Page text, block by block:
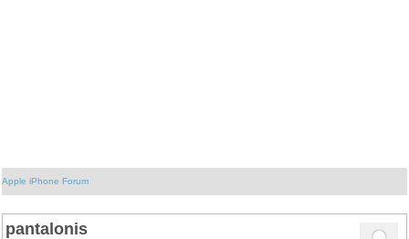
Apple iPhone Forum
pantalonis